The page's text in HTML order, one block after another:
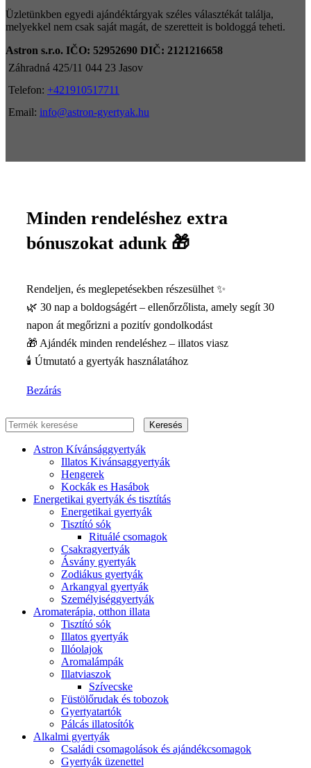
Üzletünkben egyedi ajándéktárgyak széles választékát találja,
melyekkel nem csak saját magát, de szeretteit is boldoggá teheti.
Astron s.r.o. IČO: 52952690 DIČ: 2121216658
Záhradná 425/11 044 23 Jasov
Telefon: +421910517711
Email: info@astron-gyertyak.hu
Minden rendeléshez extra
bónuszokat adunk 🎁
Rendeljen, és meglepetésekben részesülhet ✨
🌿 30 nap a boldogságért – ellenőrzőlista, amely segít 30
napon át megőrizni a pozitív gondolkodást
🎁 Ajándék minden rendeléshez – illatos viasz
🕯️ Útmutató a gyertyák használatához
Bezárás
Keresés
Astron Kívánsággyertyák
Illatos Kivánsaggyertyák
Hengerek
Kockák es Hasábok
Energetikai gyertyák és tisztítás
Energetikai gyertyák
Tisztító sók
Rituálé csomagok
Csakragyertyák
Ásvány gyertyák
Zodiákus gyertyák
Arkangyal gyertyák
Személyiséggyertyák
Aromaterápia, otthon illata
Tisztító sók
Illatos gyertyák
Illóolajok
Aromalámpák
Illatviaszok
Szívecske
Füstölőrudak és tobozok
Gyertyatartók
Pálcás illatosítók
Alkalmi gyertyák
Családi csomagolások és ajándékcsomagok
Gyertyák üzenettel